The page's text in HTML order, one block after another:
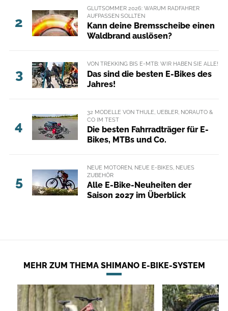
2
GLUTSOMMER 2026: WARUM RADFAHRER
AUFPASSEN SOLLTEN
Kann deine Bremsscheibe einen
Waldbrand auslösen?
3
VON TREKKING BIS E-MTB: WIR HABEN SIE ALLE!
Das sind die besten E-Bikes des
Jahres!
4
32 MODELLE VON THULE, UEBLER, NORAUTO &
CO IM TEST
Die besten Fahrradträger für E-
Bikes, MTBs und Co.
5
NEUE MOTOREN, NEUE E-BIKES, NEUES
ZUBEHÖR
Alle E-Bike-Neuheiten der
Saison 2027 im Überblick
MEHR ZUM THEMA SHIMANO E-BIKE-SYSTEM